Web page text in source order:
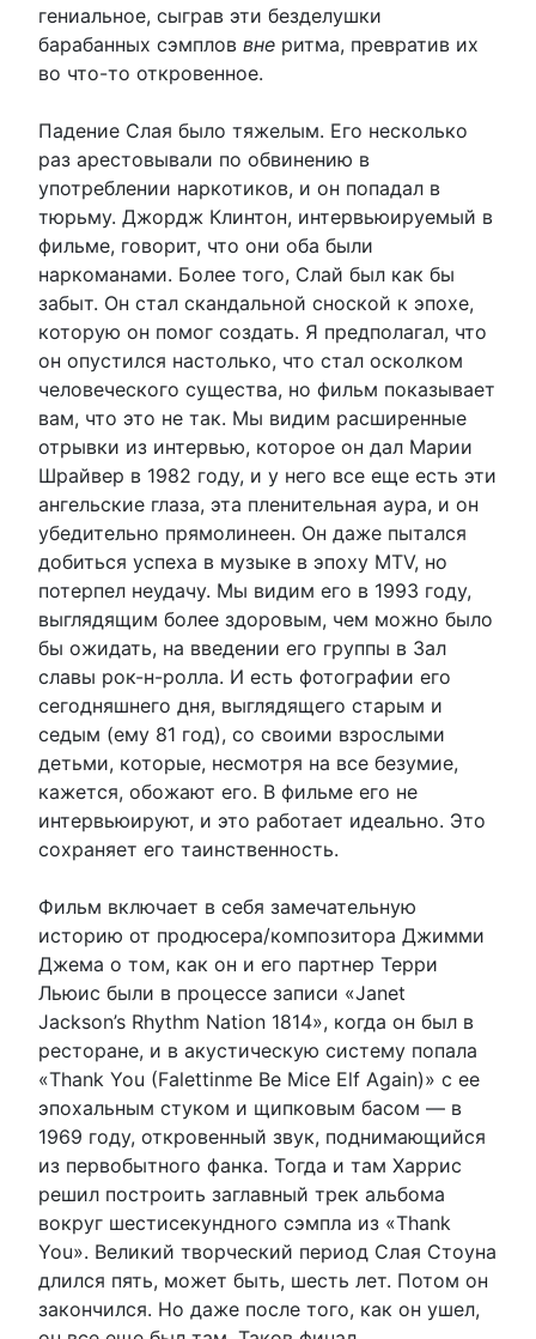
гениальное, сыграв эти безделушки
барабанных сэмплов вне ритма, превратив их
во что-то откровенное.
Падение Слая было тяжелым. Его несколько
раз арестовывали по обвинению в
употреблении наркотиков, и он попадал в
тюрьму. Джордж Клинтон, интервьюируемый в
фильме, говорит, что они оба были
наркоманами. Более того, Слай был как бы
забыт. Он стал скандальной сноской к эпохе,
которую он помог создать. Я предполагал, что
он опустился настолько, что стал осколком
человеческого существа, но фильм показывает
вам, что это не так. Мы видим расширенные
отрывки из интервью, которое он дал Марии
Шрайвер в 1982 году, и у него все еще есть эти
ангельские глаза, эта пленительная аура, и он
убедительно прямолинеен. Он даже пытался
добиться успеха в музыке в эпоху MTV, но
потерпел неудачу. Мы видим его в 1993 году,
выглядящим более здоровым, чем можно было
бы ожидать, на введении его группы в Зал
славы рок-н-ролла. И есть фотографии его
сегодняшнего дня, выглядящего старым и
седым (ему 81 год), со своими взрослыми
детьми, которые, несмотря на все безумие,
кажется, обожают его. В фильме его не
интервьюируют, и это работает идеально. Это
сохраняет его таинственность.
Фильм включает в себя замечательную
историю от продюсера/композитора Джимми
Джема о том, как он и его партнер Терри
Льюис были в процессе записи «Janet
Jackson’s Rhythm Nation 1814», когда он был в
ресторане, и в акустическую систему попала
«Thank You (Falettinme Be Mice Elf Again)» с ее
эпохальным стуком и щипковым басом — в
1969 году, откровенный звук, поднимающийся
из первобытного фанка. Тогда и там Харрис
решил построить заглавный трек альбома
вокруг шестисекундного сэмпла из «Thank
You». Великий творческий период Слая Стоуна
длился пять, может быть, шесть лет. Потом он
закончился. Но даже после того, как он ушел,